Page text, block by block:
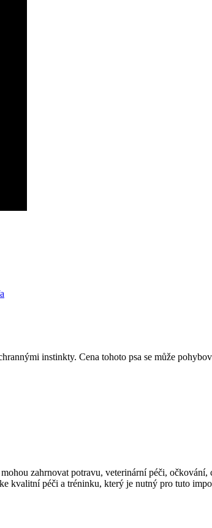
instinkty. Cena tohoto psa se může
zahrnovat potravu, veterinární péči,
kvalitní péči a tréninku, který je nutný pro tuto